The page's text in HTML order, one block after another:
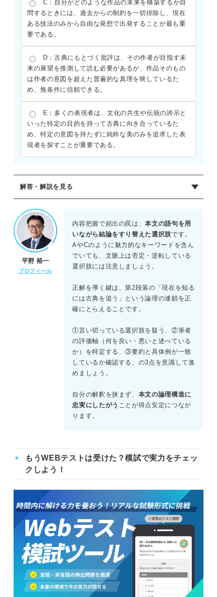
C：自分がどのような作品の未来を構築するか自
問するときには、過去からの制約を一切排除し、現在
ある技法のみから自由な発想で出発することが最も重
要である。
D：古典にもとづく批評は、その作者が目指す未
来の展望を推測して読む必要があるが、作品そのもの
は作者の意図を超えた普遍的な真理を映しているた
め、無条件に信頼できる。
E：多くの表現者は、文化の共生や伝統の誇示と
いった特定の目的を持って古典に向き合っているた
め、特定の意図を持たずに純粋な美のみを追求した表
現者を探すことが重要である。
解答・解説を見る
正解：B
本文では、現在の技法は過去から受け継いだ性質や特徴を
持っており、それを知るために古典を追う必要があると明
言されている。Aは本文中で否定されている「安易な対話」
の例であり、C・D・Eも本文の論旨と一致しない。
平野 裕一
プロフィール
内容把握で頻出の罠は、本文の語句を用
いながら結論をすり替えた選択肢です。
AやCのように魅力的なキーワードを含ん
でいても、文脈上は否定・逆転している
選択肢には注意しましょう。
正解を導く鍵は、第2段落の「現在を知る
には古典を追う」という論理の連鎖を正
確にとらえることです。
①言い切っている選択肢を疑う、②筆者
の評価軸（何を良い・悪いと述べている
か）を特定する、③要約と具体例が一致
しているか確認する、の3点を意識して進
めましょう。
自分の解釈を挟まず、 本文の論理構造に
忠実にしたがう ことが得点安定につなが
ります。
もうWEBテストは受けた？模試で実力をチェッ
クしよう！